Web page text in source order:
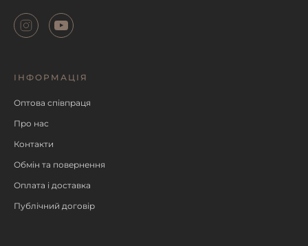
ІНФОРМАЦІЯ
Оптова співпраця
Про нас
Контакти
Обмін та повернення
Оплата і доставка
Публічний договір